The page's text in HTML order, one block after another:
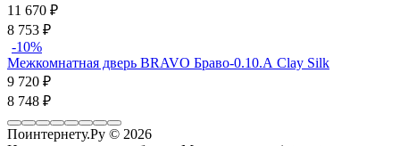
11 670 ₽
8 753 ₽
-10%
Межкомнатная дверь BRAVO Браво-0.10.А Clay Silk
9 720 ₽
8 748 ₽
Поинтернету.Ру © 2026